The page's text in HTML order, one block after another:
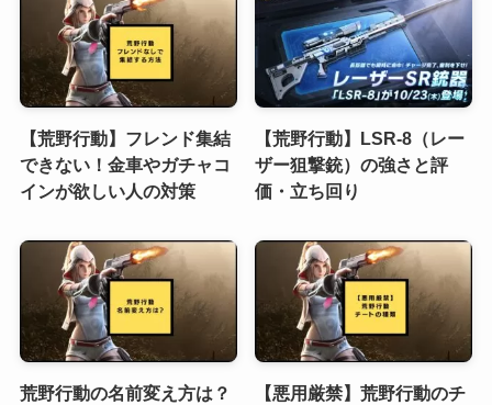
【荒野行動】フレンド集結
できない！金車やガチャコ
インが欲しい人の対策
【荒野行動】LSR-8（レー
ザー狙撃銃）の強さと評
価・立ち回り
荒野行動の名前変え方は？
【悪用厳禁】荒野行動のチ